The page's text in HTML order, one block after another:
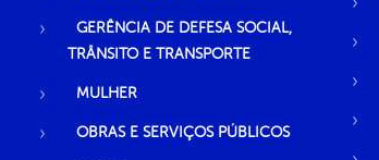
GERÊNCIA DE DEFESA SOCIAL,
TRÂNSITO E TRANSPORTE
MULHER
OBRAS E SERVIÇOS PÚBLICOS